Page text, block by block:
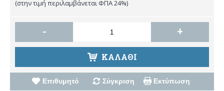
(στην τιμή περιλαμβάνεται ΦΠΑ 24%)
- +
ΚΑΛΆΘΙ
Επιθυμητό Σύγκριση Εκτύπωση